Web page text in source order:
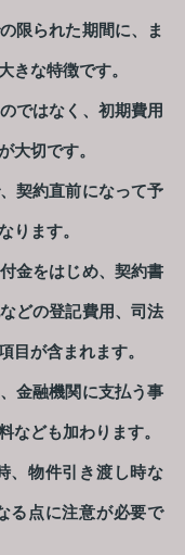
限られた期間に、ま
きな特徴です。
ではなく、初期費用
大切です。
契約直前になって予
ります。
金をはじめ、契約書
どの登記費用、司法
目が含まれます。
金融機関に支払う事
なども加わります。
、物件引き渡し時な
る点に注意が必要で